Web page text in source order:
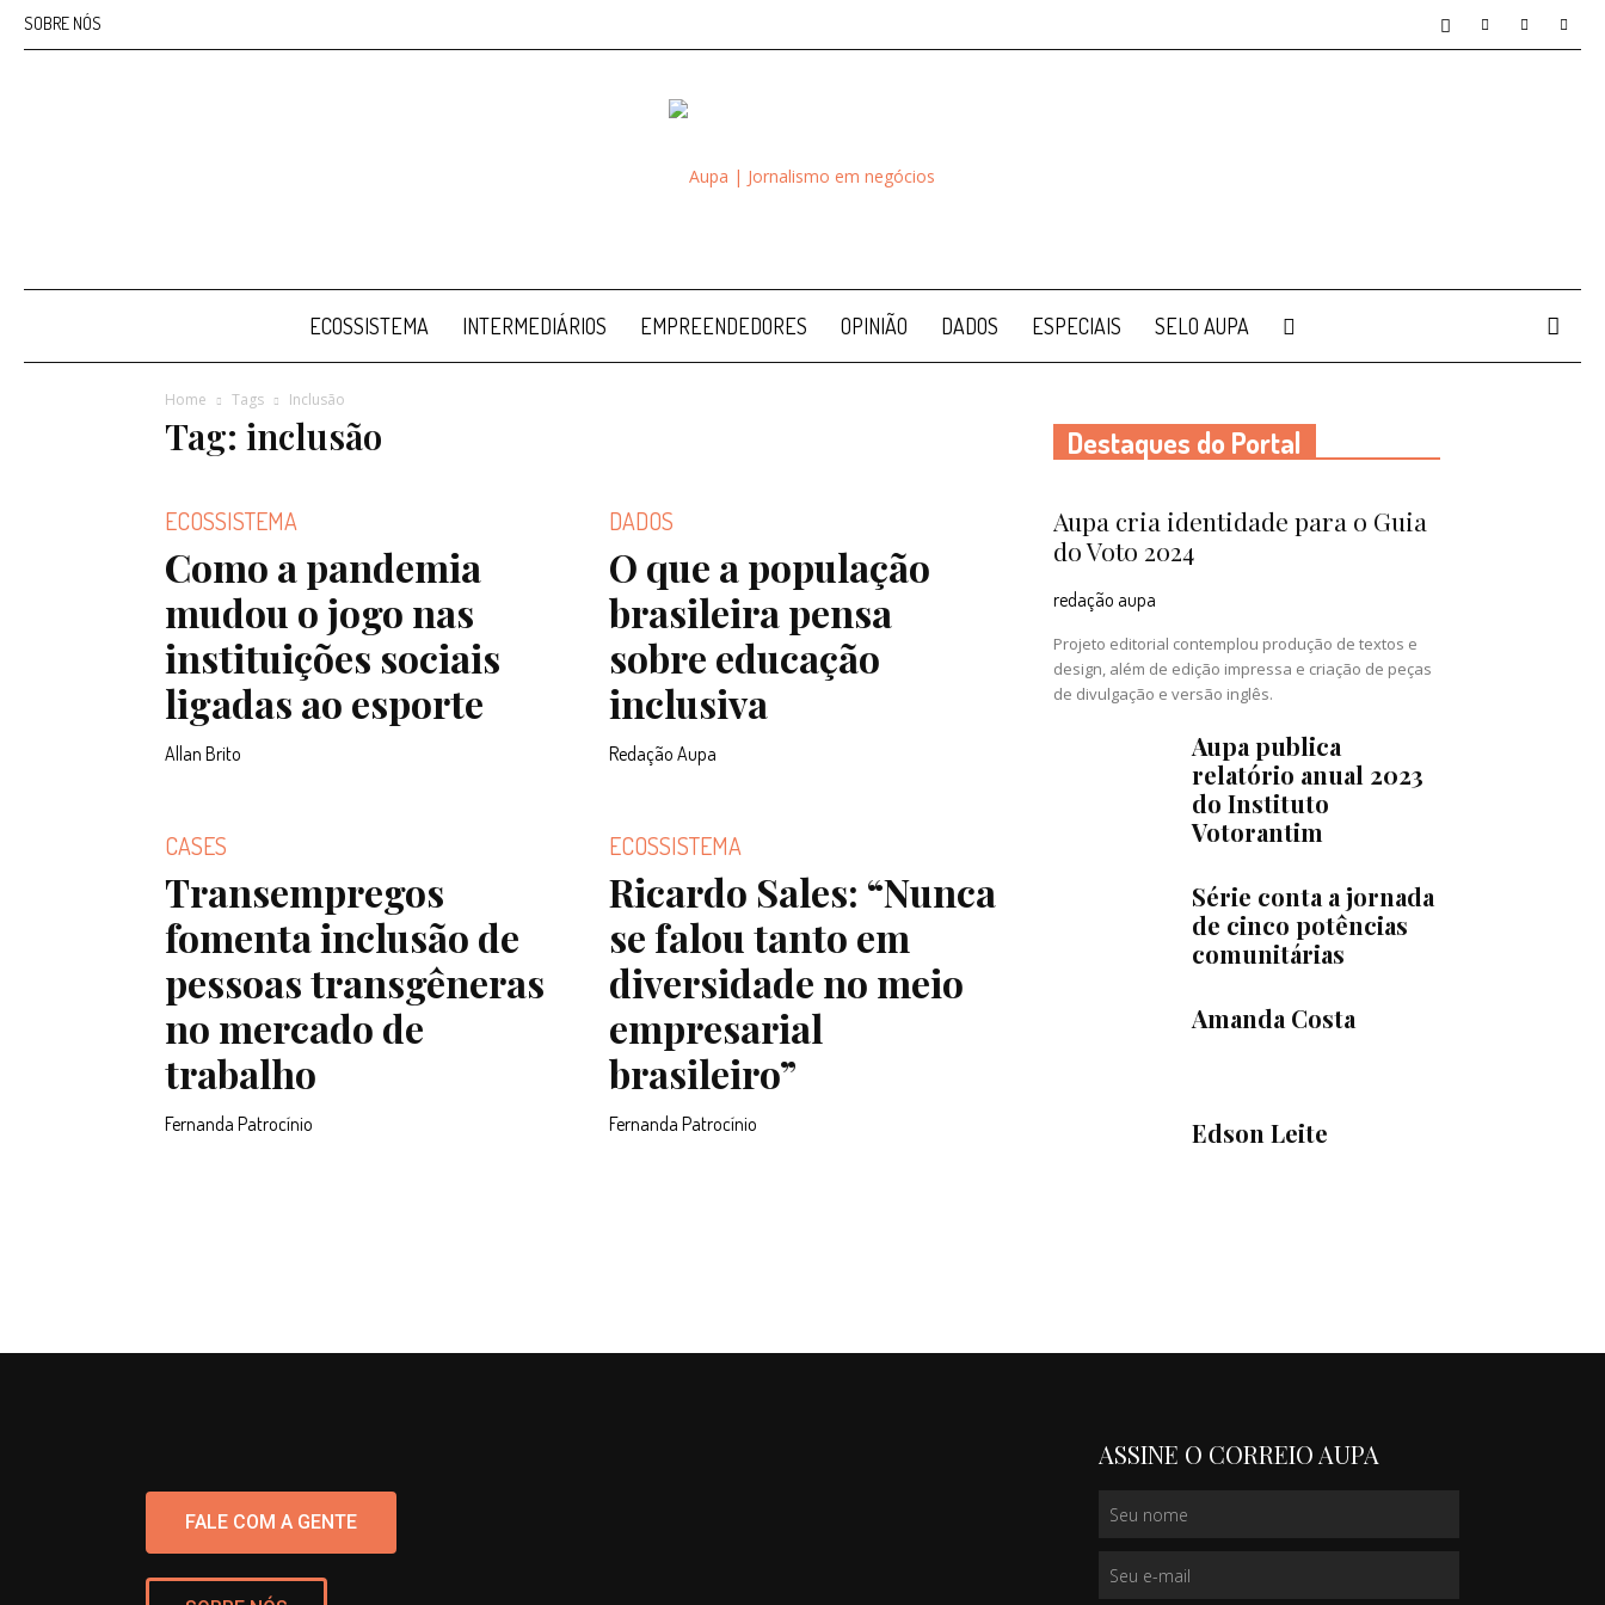
SOBRE NÓS
Aupa
ECOSSISTEMA INTERMEDIÁRIOS EMPREENDEDORES OPINIÃO DADOS ESPECIAIS SELO AUPA
Home Tags Inclusão
Tag: inclusão
ECOSSISTEMA
Como a pandemia
mudou o jogo nas
instituições sociais
ligadas ao esporte
Allan Brito
DADOS
O que a população
brasileira pensa
sobre educação
inclusiva
Redação Aupa
CASES
Transempregos
fomenta inclusão de
pessoas transgêneras
no mercado de
trabalho
Fernanda Patrocínio
ECOSSISTEMA
Ricardo Sales: “Nunca
se falou tanto em
diversidade no meio
empresarial
brasileiro”
Fernanda Patrocínio
Destaques do Portal
Aupa cria identidade para o Guia
do Voto 2024
redação aupa
Projeto editorial contemplou produção de textos e
design, além de edição impressa e criação de peças
de divulgação e versão inglês.
Aupa publica
relatório anual 2023
do Instituto
Votorantim
Série conta a jornada
de cinco potências
comunitárias
Amanda Costa
Edson Leite
FALE COM A GENTE
ASSINE O CORREIO AUPA